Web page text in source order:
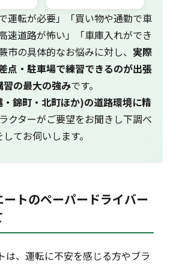
運転が必要」「買い物や通勤で車
速道路が怖い」「車庫入れができ
市の具体的なお悩みに対し、 実際
点・駐車場で練習できるのが出張
習の最大の強みです。
錦町・北町ほか)の道路環境に精
クターがご要望をお聞きし下調べ
してお伺いします。
ートのペーパードライバー
は、運転に不安を感じる方やブラ